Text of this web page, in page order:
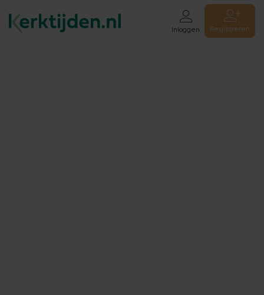
Inloggen Registreren